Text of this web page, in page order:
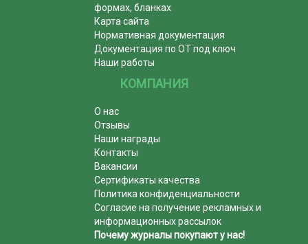
формах, бланках
Карта сайта
Нормативная документация
Документация по ОТ под ключ
Наши работы
КОМПАНИЯ
О нас
Отзывы
Наши награды
Контакты
Вакансии
Сертификаты качества
Политика конфиденциальности
Согласие на получение рекламных и
информационных рассылок
Почему журналы покупают у нас!